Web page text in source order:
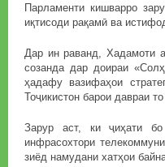
Парламенти кишварро
иқтисоди рақамӣ ва
Дар ин раванд, Хадамоти
созанда дар доираи
ҳадафу вазифаҳои
Тоҷикистон барои давраи
Зарур аст, ки ҷиҳати
инфрасохтори
зиёд намудани хатҳои